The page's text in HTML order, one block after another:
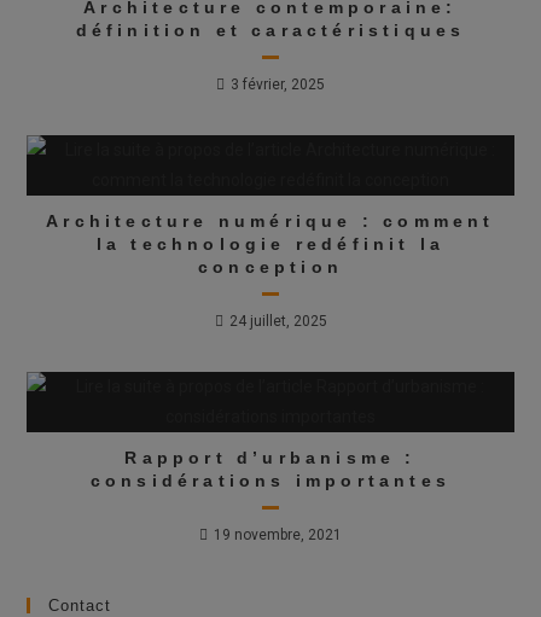
Architecture contemporaine:
définition et caractéristiques
3 février, 2025
Architecture numérique : comment
la technologie redéfinit la
conception
24 juillet, 2025
Rapport d’urbanisme :
considérations importantes
19 novembre, 2021
Contact